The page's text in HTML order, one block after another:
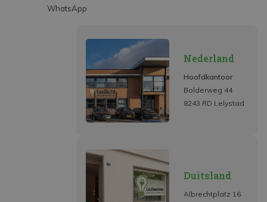
WhatsApp
Nederland
Hoofdkantoor
Bolderweg 44
8243 RD Lelystad
Duitsland
Albrechtplatz 16